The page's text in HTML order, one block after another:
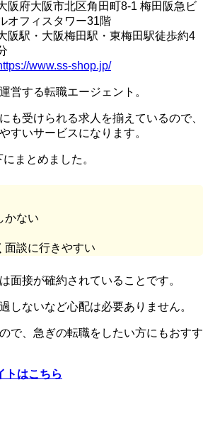
阪府大阪市北区角田町8-1 梅田阪急ビ
オフィスタワー31階
阪駅・大阪梅田駅・東梅田駅徒歩約4
www.ss-shop.jp/
営する転職エージェント。
も受けられる求人を揃えているので、
すいサービスになります。
まとめました。
かない
面談に行きやすい
面接が確約されていることです。
しないなど心配は必要ありません。
で、急ぎの転職をしたい方にもおすす
トはこちら